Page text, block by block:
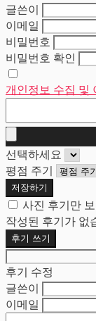
글쓴이
이메일
비밀번호
비밀번호 확인
개인정보 수집 및
선택하세요
평점 주기
저장하기
사진 후기만
작성된 후기가 없
후기 쓰기
후기 수정
글쓴이
이메일